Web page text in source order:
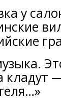
у
кладут